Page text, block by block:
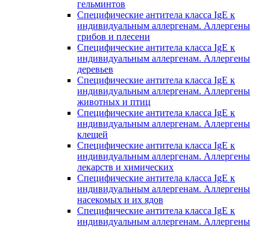
гельминтов
Специфические антитела класса IgE к
индивидуальным аллергенам. Аллергены
грибов и плесени
Специфические антитела класса IgE к
индивидуальным аллергенам. Аллергены
деревьев
Специфические антитела класса IgE к
индивидуальным аллергенам. Аллергены
животных и птиц
Специфические антитела класса IgE к
индивидуальным аллергенам. Аллергены
клещей
Специфические антитела класса IgE к
индивидуальным аллергенам. Аллергены
лекарств и химических
Специфические антитела класса IgE к
индивидуальным аллергенам. Аллергены
насекомых и их ядов
Специфические антитела класса IgE к
индивидуальным аллергенам. Аллергены